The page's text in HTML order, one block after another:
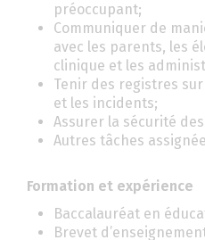
préoccupant;
Communiquer de
avec les parents, les
clinique et les
Tenir des registres
et les incidents;
Assurer la sécurité
Autres tâches
Formation et expérience
Baccalauréat en
Brevet